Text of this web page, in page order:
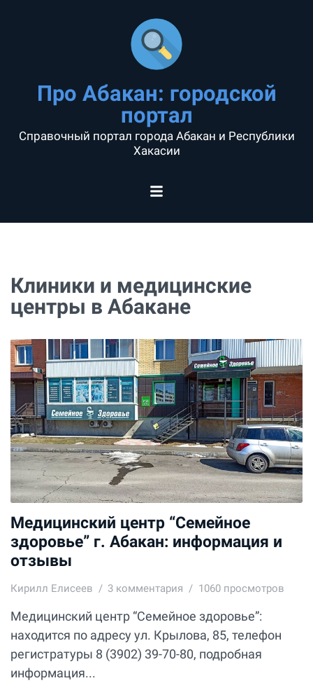
Про Абакан: городской
портал
Справочный портал города Абакан и Республики
Хакасии
Клиники и медицинские
центры в Абакане
Медицинский центр “Семейное
здоровье” г. Абакан: информация и
отзывы
Кирилл Елисеев 3 комментария 1060 просмотров
Медицинский центр “Семейное здоровье”:
находится по адресу ул. Крылова​, 85, телефон
регистратуры 8 (3902) 39-70-80, подробная
информация...